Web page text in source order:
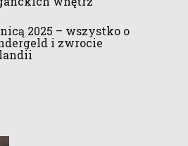
2025 – wszystko o
i zwrocie